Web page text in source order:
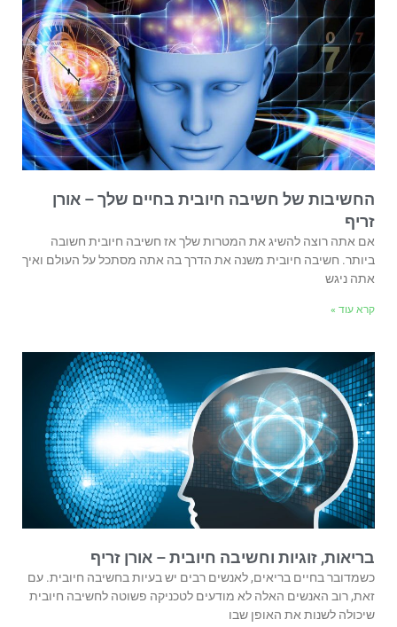
החשיבות של חשיבה חיובית בחיים שלך – אורן
זריף
אם אתה רוצה להשיג את המטרות שלך אז חשיבה חיובית חשובה
ביותר. חשיבה חיובית משנה את הדרך בה אתה מסתכל על העולם ואיך
אתה ניגש
קרא עוד »
בריאות, זוגיות וחשיבה חיובית – אורן זריף
כשמדובר בחיים בריאים, לאנשים רבים יש בעיות בחשיבה חיובית. עם
זאת, רוב האנשים האלה לא מודעים לטכניקה פשוטה לחשיבה חיובית
שיכולה לשנות את האופן שבו